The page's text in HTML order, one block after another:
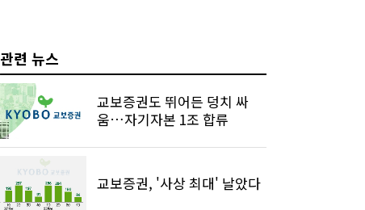
관련 뉴스
교보증권도 뛰어든 덩치 싸
움…자기자본 1조 합류
교보증권, '사상 최대' 날았다